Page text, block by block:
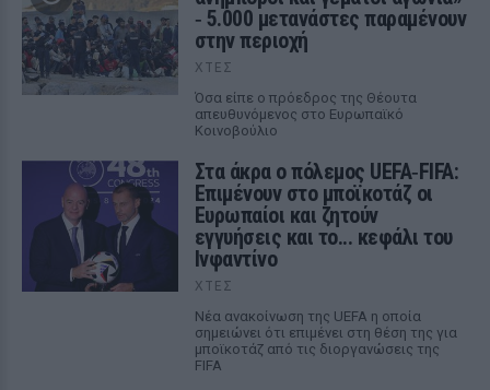
‑ 5.000 μετανάστες παραμένουν
στην περιοχή
ΧΤΕΣ
Όσα είπε ο πρόεδρος της Θέουτα
απευθυνόμενος στο Ευρωπαϊκό
Κοινοβούλιο
Στα άκρα ο πόλεμος UEFA‑FIFA:
Επιμένουν στο μποϊκοτάζ οι
Ευρωπαίοι και ζητούν
εγγυήσεις και το... κεφάλι του
Ινφαντίνο
ΧΤΕΣ
Νέα ανακοίνωση της UEFA η οποία
σημειώνει ότι επιμένει στη θέση της για
μποϊκοτάζ από τις διοργανώσεις της
FIFA